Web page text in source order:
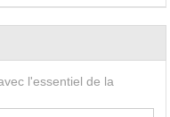
l'essentiel de la